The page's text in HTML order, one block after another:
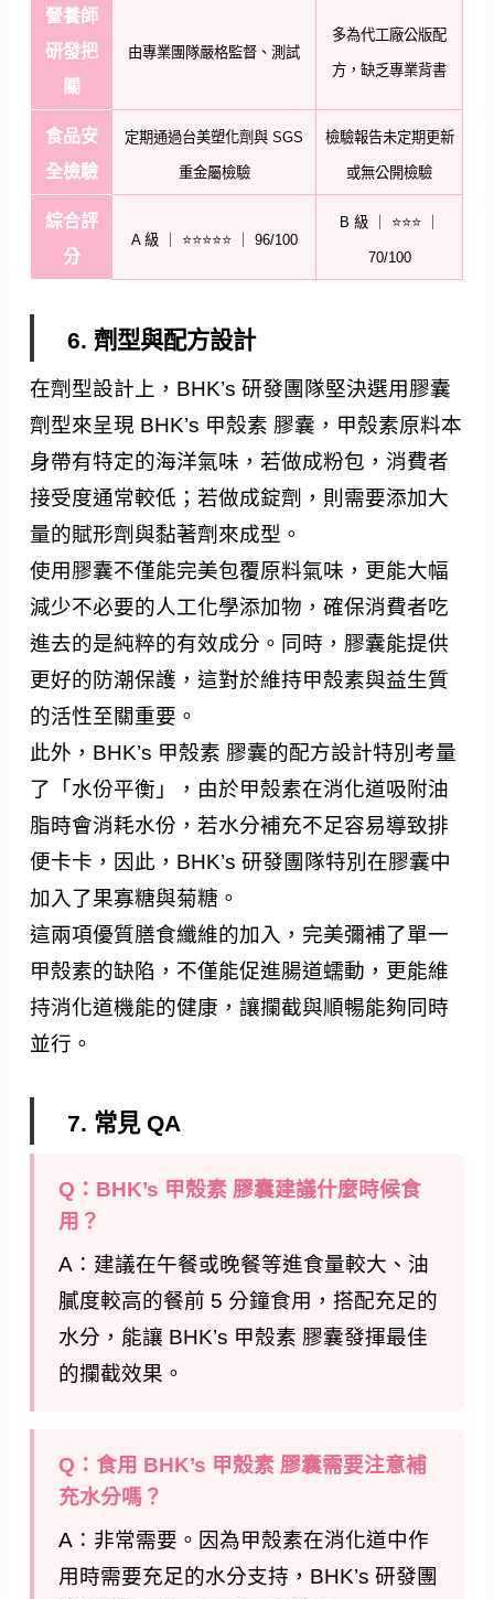
營養師
研發把
關
由專業團隊嚴格監督、測試
多為代工廠公版配
方，缺乏專業背書
食品安
全檢驗
定期通過台美塑化劑與 SGS
重金屬檢驗
檢驗報告未定期更新
或無公開檢驗
綜合評
分
A 級 ｜ ⭐⭐⭐⭐⭐ ｜ 96/100
B 級 ｜ ⭐⭐⭐ ｜
70/100
6. 劑型與配方設計
在劑型設計上，BHK’s 研發團隊堅決選用膠囊
劑型來呈現 BHK’s 甲殼素 膠囊，甲殼素原料本
身帶有特定的海洋氣味，若做成粉包，消費者
接受度通常較低；若做成錠劑，則需要添加大
量的賦形劑與黏著劑來成型。
使用膠囊不僅能完美包覆原料氣味，更能大幅
減少不必要的人工化學添加物，確保消費者吃
進去的是純粹的有效成分。同時，膠囊能提供
更好的防潮保護，這對於維持甲殼素與益生質
的活性至關重要。
此外，BHK’s 甲殼素 膠囊的配方設計特別考量
了「水份平衡」，由於甲殼素在消化道吸附油
脂時會消耗水份，若水分補充不足容易導致排
便卡卡，因此，BHK’s 研發團隊特別在膠囊中
加入了果寡糖與菊糖。
這兩項優質膳食纖維的加入，完美彌補了單一
甲殼素的缺陷，不僅能促進腸道蠕動，更能維
持消化道機能的健康，讓攔截與順暢能夠同時
並行。
7. 常見 QA
Q：BHK’s 甲殼素 膠囊建議什麼時候食
用？
A：建議在午餐或晚餐等進食量較大、油
膩度較高的餐前 5 分鐘食用，搭配充足的
水分，能讓 BHK’s 甲殼素 膠囊發揮最佳
的攔截效果。
Q：食用 BHK’s 甲殼素 膠囊需要注意補
充水分嗎？
A：非常需要。因為甲殼素在消化道中作
用時需要充足的水分支持，BHK’s 研發團